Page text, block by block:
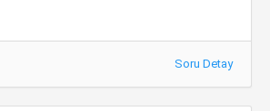
Soru Detay